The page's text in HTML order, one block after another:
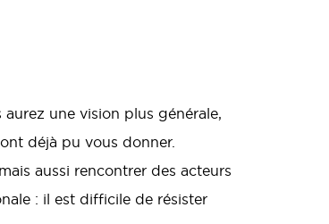
une vision plus générale,
déjà pu vous donner.
aussi rencontrer des acteurs
: il est difficile de résister